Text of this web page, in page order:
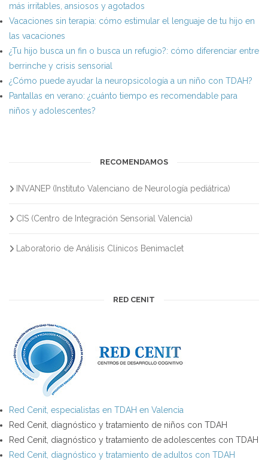
más irritables, ansiosos y agotados
Vacaciones sin terapia: cómo estimular el lenguaje de tu hijo en
las vacaciones
¿Tu hijo busca un fin o busca un refugio?: cómo diferenciar entre
berrinche y crisis sensorial
¿Cómo puede ayudar la neuropsicología a un niño con TDAH?
Pantallas en verano: ¿cuánto tiempo es recomendable para
niños y adolescentes?
RECOMENDAMOS
INVANEP (Instituto Valenciano de Neurología pediátrica)
CIS (Centro de Integración Sensorial Valencia)
Laboratorio de Análisis Clínicos Benimaclet
RED CENIT
Red Cenit, especialistas en TDAH en Valencia
Red Cenit, diagnóstico y tratamiento de niños con TDAH
Red Cenit, diagnóstico y tratamiento de adolescentes con TDAH
Red Cenit, diagnóstico y tratamiento de adultos con TDAH